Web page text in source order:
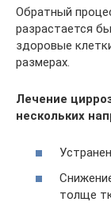
Обратный
разрастается
здоровые
размерах.
Лечение
нескольких
толще